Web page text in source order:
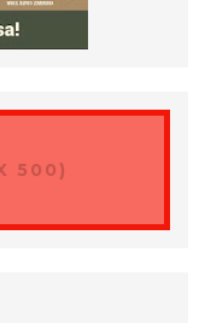
500)